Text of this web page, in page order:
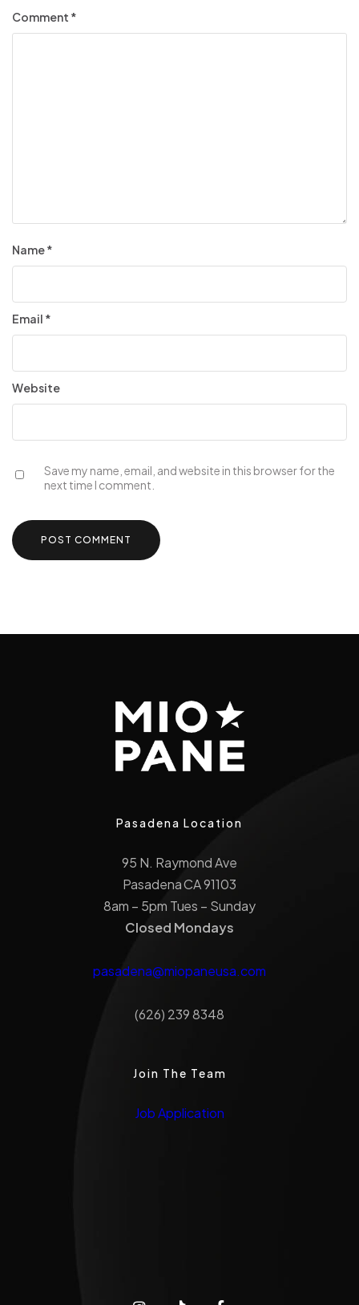
Comment *
Name*
Email *
Website
Save my name, email, and website in this browser for the
next time I comment.
Pasadena Location
95 N. Raymond Ave
Pasadena CA 91103
8am – 5pm Tues – Sunday
Closed Mondays
pasadena@miopaneusa.com
(626) 239 8348
Join The Team
Job Application